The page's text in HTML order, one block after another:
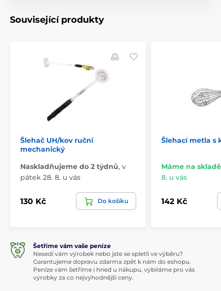
Související produkty
Šlehač UH/kov ruční
mechanický
Naskladňujeme do 2 týdnů, v
pátek 28. 8. u vás
130 Kč Do košíku
Šlehací metla s
Máme na skladě
8. u vás
142 Kč
Šetříme vám vaše peníze
Nesedí vám výrobek nebo jste se spletli ve výběru?
Garantujeme dopravu zdarma zpět k nám do eshopu.
Peníze vám šetříme i hned u nákupu, vybíráme pro vás
výrobky za co nejvýhodnější ceny.